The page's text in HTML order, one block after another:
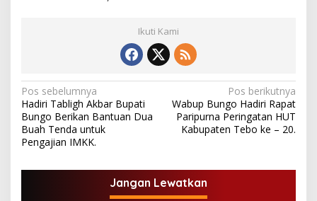
Ikuti Kami
N
a
v
g
Pos sebelumnya
Hadiri Tabligh Akbar Bupati
Bungo Berikan Bantuan Dua
Buah Tenda untuk
Pengajian IMKK.
Pos berikutnya
Wabup Bungo Hadiri Rapat
Paripurna Peringatan HUT
Kabupaten Tebo ke – 20.
Jangan Lewatkan